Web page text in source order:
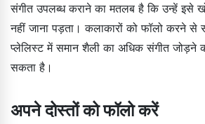
संगीत उपलब्ध कराने का मतलब है कि उन्हें इसे
नहीं जाना पड़ता। कलाकारों को फॉलो करने
प्लेलिस्ट में समान शैली का अधिक संगीत जोड़ने
सकता है।
अपने दोस्तों को फॉलो करें